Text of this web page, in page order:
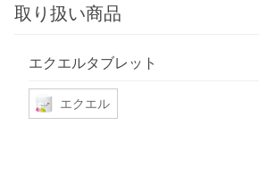
取り扱い商品
エクエルタブレット
エクエル